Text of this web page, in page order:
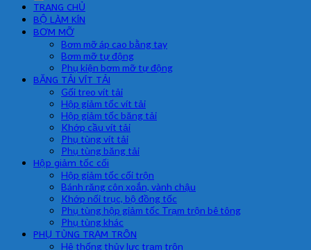
TRANG CHỦ
BỘ LÀM KÍN
BƠM MỠ
Bơm mỡ áp cao bằng tay
Bơm mỡ tự động
Phụ kiện bơm mỡ tự động
BĂNG TẢI VÍT TẢI
Gối treo vít tải
Hộp giảm tốc vít tải
Hộp giảm tốc băng tải
Khớp cầu vít tải
Phụ tùng vít tải
Phụ tùng băng tải
Hộp giảm tốc cối
Hộp giảm tốc cối trộn
Bánh răng côn xoắn, vành chậu
Khớp nối trục, bộ đồng tốc
Phụ tùng hộp giảm tốc Trạm trộn bê tông
Phụ tùng khác
PHỤ TÙNG TRẠM TRÔN
Hệ thống thủy lực trạm trộn